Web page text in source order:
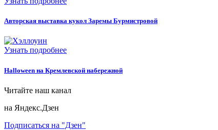
Авторская выставка кукол Заремы Бурмистровой
Узнать подробнее
Halloween на Кремлевской набережной
Читайте наш канал
на Яндекс.Дзен
Подписаться на "Дзен"